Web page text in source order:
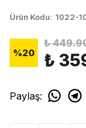
Ürün Kodu: 1022-
%20
₺
₺
Paylaş: